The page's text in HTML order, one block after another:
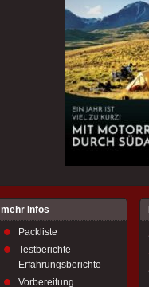
mehr Infos
Packliste
Testberichte –
Erfahrungsberichte
Vorbereitung